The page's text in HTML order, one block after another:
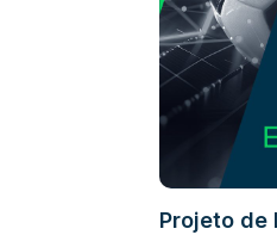
Projeto de